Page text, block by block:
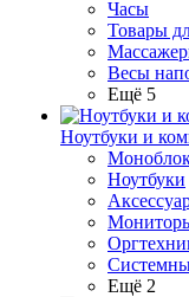
Часы
Товары
Весы
Ещё 5
Ноутбуки и
Ноутбуки
Ещё 2